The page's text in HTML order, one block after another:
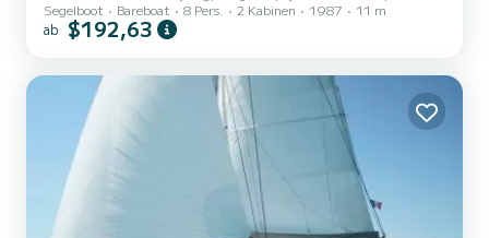
GPS-Plotter im Cockpit mit AIS, elektrische Ankerwinde,
Autopilot am Pinnensteuerung, Mast mit Wanten: nautischer CV
Etagenbetten), 200L Druckwasser, Kühlschrank, 2-flammiger
Gaskocher, Beiboot mit Außenbordmotor Ali Baba ist eine Selection
37, die zuvor...
Segelboot Bareboat 8 Pers. 2 Kabinen 1987 11 m
ab $192,63